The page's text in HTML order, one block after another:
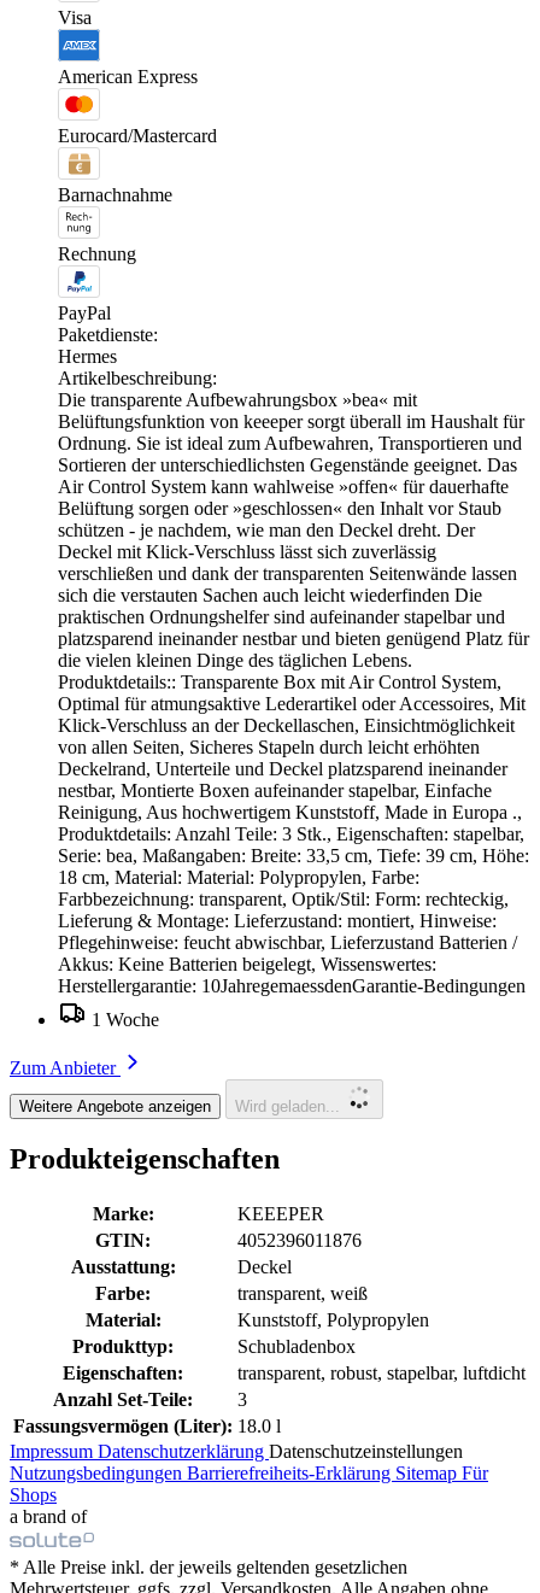
Visa
American Express
Eurocard/Mastercard
Barnachnahme
Rechnung
PayPal
Paketdienste:
Hermes
Artikelbeschreibung:
Die transparente Aufbewahrungsbox »bea« mit
Belüftungsfunktion von keeeper sorgt überall im Haushalt für
Ordnung. Sie ist ideal zum Aufbewahren, Transportieren und
Sortieren der unterschiedlichsten Gegenstände geeignet. Das
Air Control System kann wahlweise »offen« für dauerhafte
Belüftung sorgen oder »geschlossen« den Inhalt vor Staub
schützen - je nachdem, wie man den Deckel dreht. Der
Deckel mit Klick-Verschluss lässt sich zuverlässig
verschließen und dank der transparenten Seitenwände lassen
sich die verstauten Sachen auch leicht wiederfinden Die
praktischen Ordnungshelfer sind aufeinander stapelbar und
platzsparend ineinander nestbar und bieten genügend Platz für
die vielen kleinen Dinge des täglichen Lebens.
Produktdetails:: Transparente Box mit Air Control System,
Optimal für atmungsaktive Lederartikel oder Accessoires, Mit
Klick-Verschluss an der Deckellaschen, Einsichtmöglichkeit
von allen Seiten, Sicheres Stapeln durch leicht erhöhten
Deckelrand, Unterteile und Deckel platzsparend ineinander
nestbar, Montierte Boxen aufeinander stapelbar, Einfache
Reinigung, Aus hochwertigem Kunststoff, Made in Europa .,
Produktdetails: Anzahl Teile: 3 Stk., Eigenschaften: stapelbar,
Serie: bea, Maßangaben: Breite: 33,5 cm, Tiefe: 39 cm, Höhe:
18 cm, Material: Material: Polypropylen, Farbe:
Farbbezeichnung: transparent, Optik/Stil: Form: rechteckig,
Lieferung & Montage: Lieferzustand: montiert, Hinweise:
Pflegehinweise: feucht abwischbar, Lieferzustand Batterien /
Akkus: Keine Batterien beigelegt, Wissenswertes:
Herstellergarantie: 10JahregemaessdenGarantie-Bedingungen
1 Woche
Zum Anbieter
Weitere Angebote anzeigen Wird geladen...
Produkteigenschaften
Marke:
KEEEPER
GTIN:
4052396011876
Ausstattung:
Deckel
Farbe:
transparent, weiß
Material:
Kunststoff, Polypropylen
Produkttyp:
Schubladenbox
Eigenschaften:
transparent, robust, stapelbar, luftdicht
Anzahl Set-Teile:
3
Fassungsvermögen (Liter): 18.0 l
Impressum Datenschutzerklärung Datenschutzeinstellungen
Nutzungsbedingungen Barrierefreiheits-Erklärung Sitemap Für
Shops
a brand of
* Alle Preise inkl. der jeweils geltenden gesetzlichen
Mehrwertsteuer, ggfs. zzgl. Versandkosten. Alle Angaben ohne